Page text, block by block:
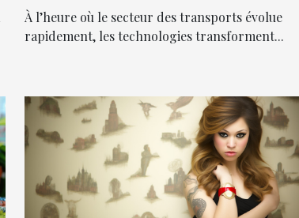
chauffeur ?
À l’heure où le secteur des transports évolue
rapidement, les technologies transforment...